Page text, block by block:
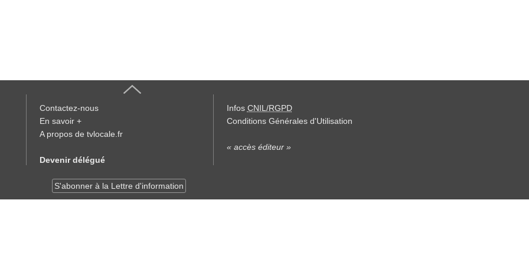
Contactez-nous
En savoir +
A propos de tvlocale.fr
Devenir délégué
S'abonner à la Lettre d'information
Infos CNIL/RGPD
Conditions Générales d'Utilisation
« accès éditeur »